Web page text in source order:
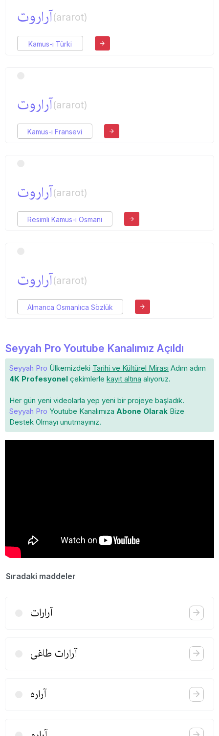
آراروت(ararot)
Kamus-ı Türki
آراروت(ararot)
Kamus-ı Fransevi
آراروت(ararot)
Resimli Kamus-ı Osmani
آراروت(ararot)
Almanca Osmanlıca Sözlük
Seyyah Pro Youtube Kanalımız Açıldı
Seyyah Pro Ülkemizdeki Tarihi ve Kültürel Mirası Adım adım
4K Profesyonel çekimlerle kayıt altına alıyoruz.
Her gün yeni videolarla yep yeni bir projeye başladık.
Seyyah Pro Youtube Kanalımıza Abone Olarak Bize
Destek Olmayı unutmayınız.
Sıradaki maddeler
آرارات
آرارات طاغی
آرارە